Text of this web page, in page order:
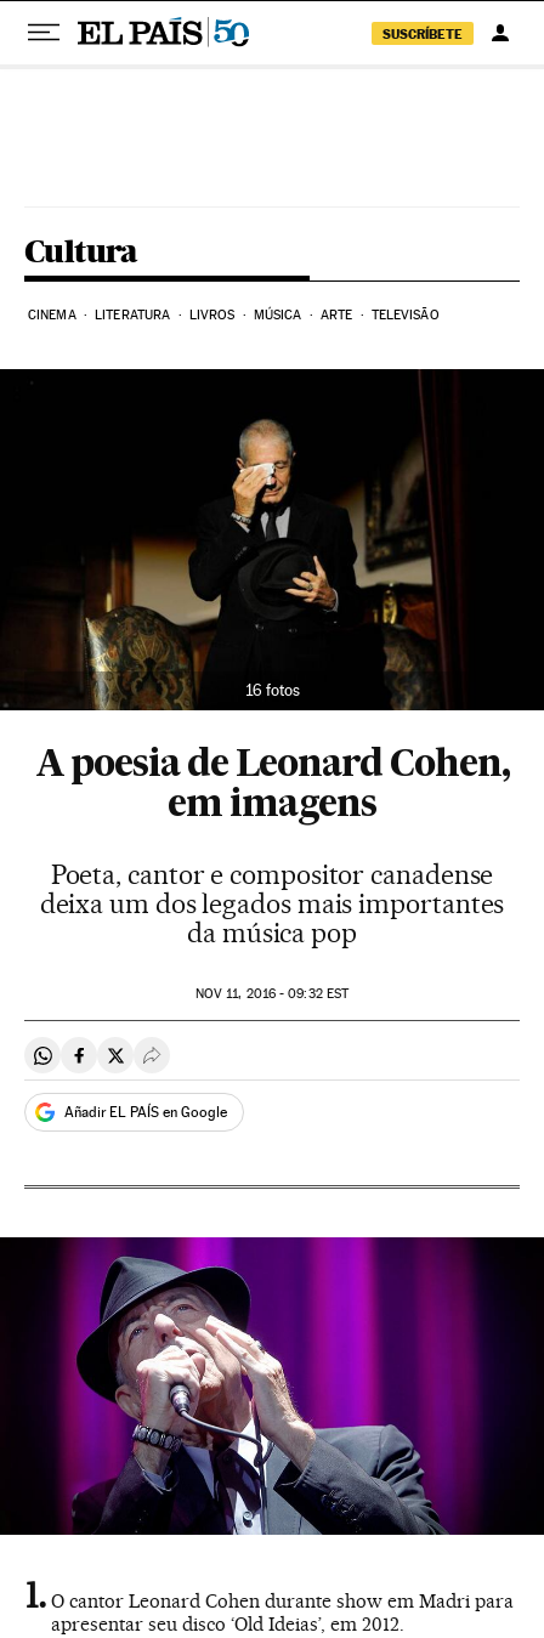
SUSCRÍBETE
Cultura
CINEMA LITERATURA LIVROS MÚSICA ARTE TELEVISÃO
16 fotos
A poesia de Leonard Cohen,
em imagens
Poeta, cantor e compositor canadense
deixa um dos legados mais importantes
da música pop
NOV 11, 2016 - 09:32EST
Compartir en Whatsapp
Compartir en Facebook
Compartir en Twitter
Desplegar Redes Sociales
Añadir EL PAÍS en Google
O cantor Leonard Cohen durante show em Madri para
apresentar seu disco ‘Old Ideias’, em 2012.